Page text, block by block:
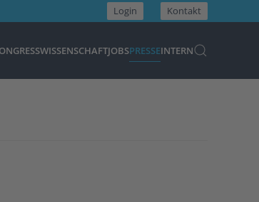
Login Kontakt
WISSENSCHAFTJOBSPRESSEINTERN